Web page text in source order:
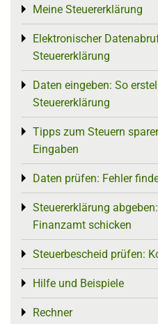
Meine Steuererklärung
Toggle menu
Elektronischer
Steuererklärung
Toggle menu
Daten eingeben: So
Steuererklärung
Toggle menu
Tipps zum Steuern
Eingaben
Toggle menu
Daten prüfen: Fehler
Toggle menu
Steuererklärung
Finanzamt schicken
Toggle menu
Steuerbescheid prüfen:
Toggle menu
Hilfe und Beispiele
Toggle menu
Rechner
Toggle menu